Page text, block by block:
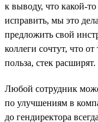
к выводу, что какой-
исправить, мы это
предложить свой
коллеги сочтут, что
польза, стек расширят.
Любой сотрудник
по улучшениям в
до гендиректора